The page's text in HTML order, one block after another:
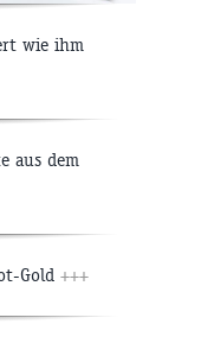
wie ihm
aus dem
Gold +++